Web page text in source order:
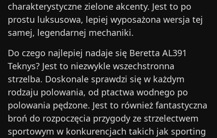
charakterystyczne zielone akcenty. Jest to po
prostu luksusowa, lepiej wyposażona wersja tej
samej, legendarnej mechaniki.
Do czego najlepiej nadaje się Beretta AL391
Teknys? Jest to niezwykle wszechstronna
strzelba. Doskonale sprawdzi się w każdym
rodzaju polowania, od ptactwa wodnego po
polowania pędzone. Jest to również fantastyczna
broń do rozpoczęcia przygody ze strzelectwem
sportowym w konkurencjach takich jak sporting